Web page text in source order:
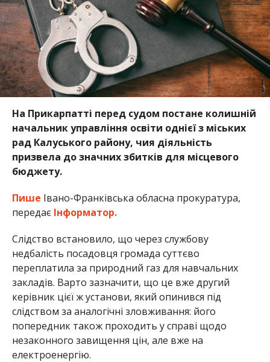
На Прикарпатті перед судом постане колишній
начальник управління освіти однієї з міських
рад Калуського району, чия діяльність
призвела до значних збитків для місцевого
бюджету.
Пише Івано-Франківська обласна прокуратура,
передає Інформатор.
Слідство встановило, що через службову
недбалість посадовця громада суттєво
переплатила за природний газ для навчальних
закладів. Варто зазначити, що це вже другий
керівник цієї ж установи, який опинився під
слідством за аналогічні зловживання: його
попередник також проходить у справі щодо
незаконного завищення цін, але вже на
електроенергію.